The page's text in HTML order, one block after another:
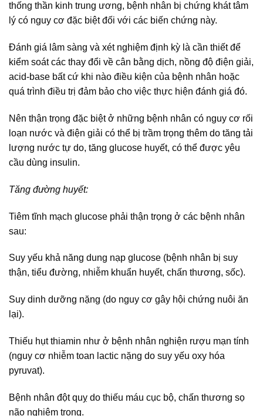
thống thần kinh trung ương, bệnh nhân bị chứng khát tâm
lý có nguy cơ đặc biệt đối với các biến chứng này.
Đánh giá lâm sàng và xét nghiệm định kỳ là cần thiết để
kiểm soát các thay đổi về cân bằng dịch, nồng độ điện giải,
acid-base bất cứ khi nào điều kiện của bệnh nhân hoặc
quá trình điều trị đảm bảo cho việc thực hiện đánh giá đó.
Nên thận trọng đặc biệt ở những bệnh nhân có nguy cơ rối
loạn nước và điện giải có thể bị trầm trọng thêm do tăng tải
lượng nước tự do, tăng glucose huyết, có thể được yêu
cầu dùng insulin.
Tăng đường huyết:
Tiêm tĩnh mạch glucose phải thận trọng ở các bệnh nhân
sau:
Suy yếu khả năng dung nạp glucose (bệnh nhân bị suy
thận, tiểu đường, nhiễm khuẩn huyết, chấn thương, sốc).
Suy dinh dưỡng nặng (do nguy cơ gây hội chứng nuôi ăn
lại).
Thiếu hụt thiamin như ở bệnh nhân nghiện rượu mạn tính
(nguy cơ nhiễm toan lactic nặng do suy yếu oxy hóa
pyruvat).
Bệnh nhân đột quỵ do thiếu máu cục bộ, chấn thương sọ
não nghiêm trọng.